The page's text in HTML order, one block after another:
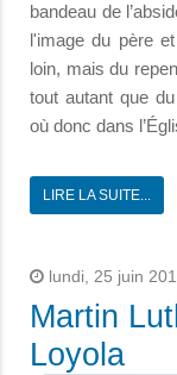
bandeau de
l'image du père
loin, mais du
tout autant que
où donc dans
LIRE LA SUITE...
lundi, 25 juin
Martin
Loyola